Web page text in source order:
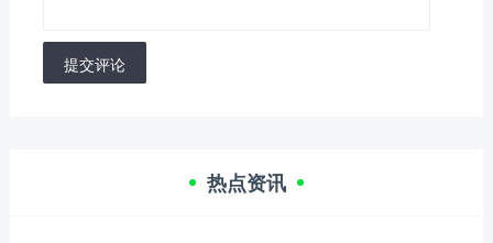
提交评论
热点资讯